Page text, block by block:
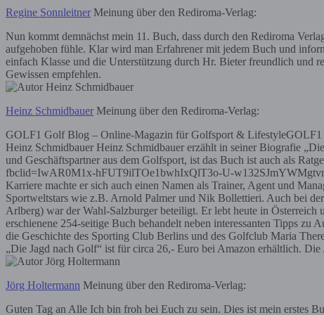
Regine Sonnleitner Meinung über den Rediroma-Verlag:
Nun kommt demnächst mein 11. Buch, dass durch den Rediroma
aufgehoben fühle. Klar wird man Erfahrener mit jedem Buch und
einfach Klasse und die Unterstützung durch Hr. Bieter freundlich und
Gewissen empfehlen.
Heinz Schmidbauer Meinung über den Rediroma-Verlag:
GOLF1 Golf Blog – Online-Magazin für Golfsport &
Heinz Schmidbauer Heinz Schmidbauer erzählt in seiner Biografie
und Geschäftspartner aus dem Golfsport, ist das Buch ist auch als
fbclid=IwAR0M1x-hFUT9ilTOe1bwhIxQlT3o-U-
Karriere machte er sich auch einen Namen als Trainer, Agent und
Sportweltstars wie z.B. Arnold Palmer und Nik Bollettieri. Auch bei
Arlberg) war der Wahl-Salzburger beteiligt. Er lebt heute in
erschienene 254-seitige Buch behandelt neben interessanten Tipps zu
die Geschichte des Sporting Club Berlins und des Golfclub Maria
„Die Jagd nach Golf“ ist für circa 26,- Euro bei Amazon erhältlich.
Jörg Holtermann Meinung über den Rediroma-Verlag:
Guten Tag an Alle Ich bin froh bei Euch zu sein. Dies ist mein erstes